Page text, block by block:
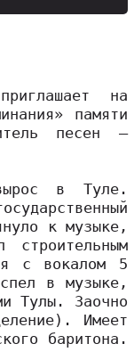
на
памяти
песен –
в Туле.
к музыке,
строительным
с вокалом 5
в музыке,
Тулы. Заочно
Имеет
баритона.